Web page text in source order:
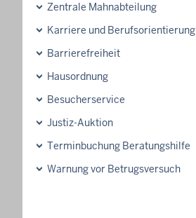
Zentrale Mahnabteilung
Karriere und Berufsorientierung
Barrierefreiheit
Hausordnung
Besucherservice
Justiz-Auktion
Terminbuchung Beratungshilfe
Warnung vor Betrugsversuch